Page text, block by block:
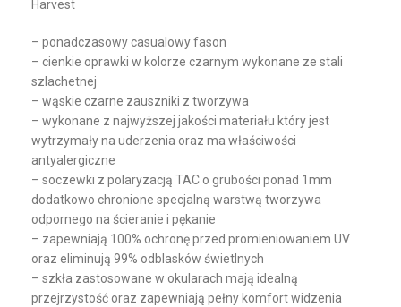
Harvest
– ponadczasowy casualowy fason
– cienkie oprawki w kolorze czarnym wykonane ze stali
szlachetnej
– wąskie czarne zauszniki z tworzywa
– wykonane z najwyższej jakości materiału który jest
wytrzymały na uderzenia oraz ma właściwości
antyalergiczne
– soczewki z polaryzacją TAC o grubości ponad 1mm
dodatkowo chronione specjalną warstwą tworzywa
odpornego na ścieranie i pękanie
– zapewniają 100% ochronę przed promieniowaniem UV
oraz eliminują 99% odblasków świetlnych
– szkła zastosowane w okularach mają idealną
przejrzystość oraz zapewniają pełny komfort widzenia